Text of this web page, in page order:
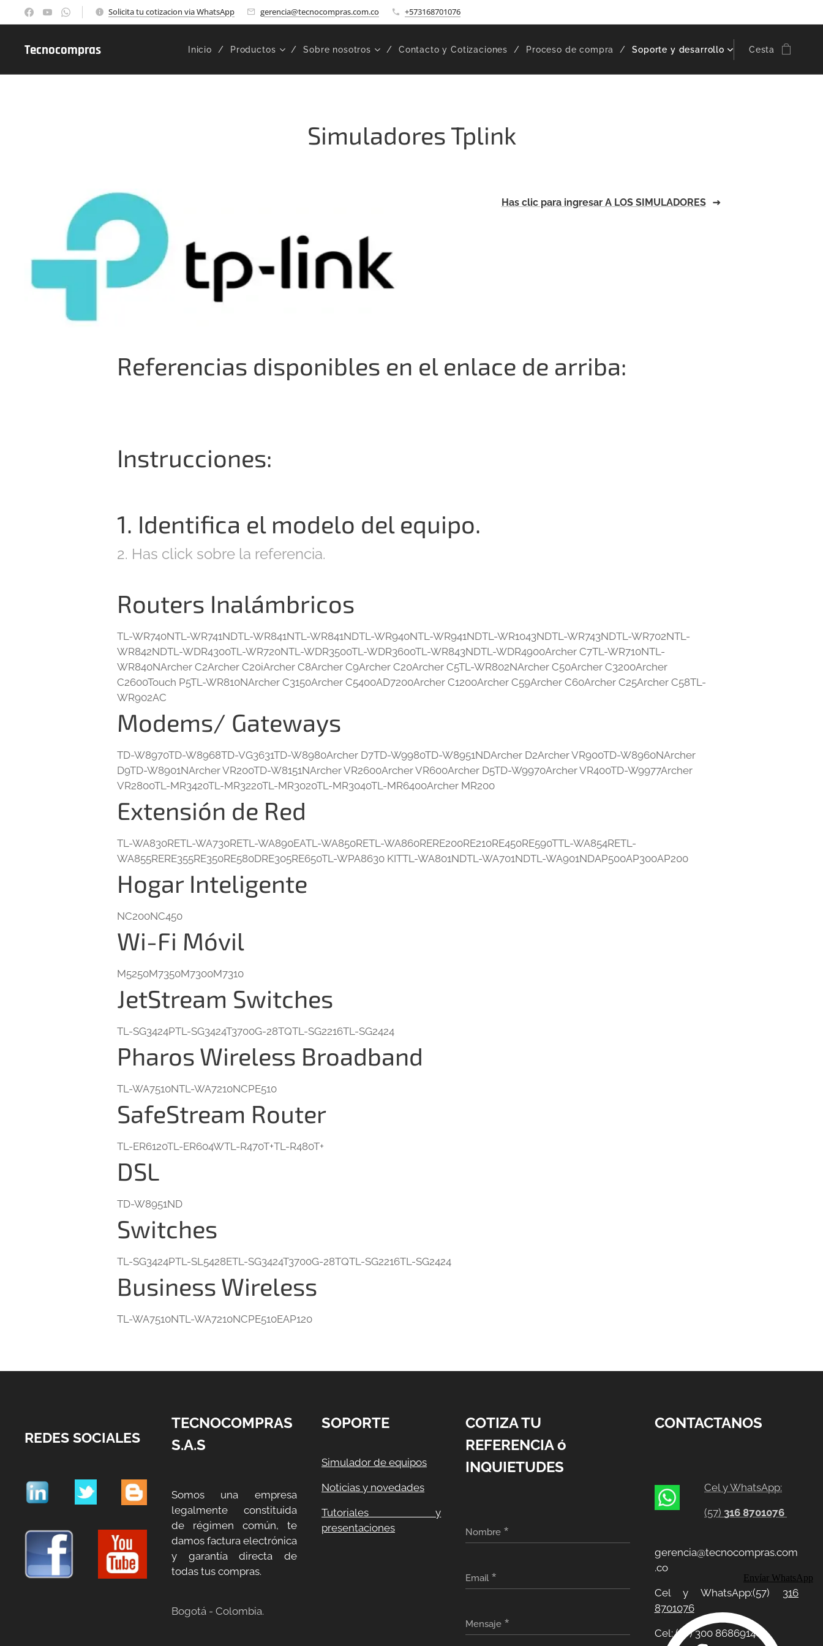
Solicita tu cotizacion via WhatsApp gerencia@tecnocompras.com.co +573168701076
Tecnocompras Inicio Productos Sobre nosotros Contacto y Cotizaciones Proceso de compra Soporte y desarrollo Cesta
Simuladores Tplink
Has clic para ingresar A LOS SIMULADORES
Referencias disponibles en el enlace de arriba:
Instrucciones:
1. Identifica el modelo del equipo.
2. Has click sobre la referencia.
Routers Inalámbricos
TL-WR740NTL-WR741NDTL-WR841NTL-WR841NDTL-WR940NTL-WR941NDTL-WR1043NDTL-WR743NDTL-WR702NTL-
WR842NDTL-WDR4300TL-WR720NTL-WDR3500TL-WDR3600TL-WR843NDTL-WDR4900Archer C7TL-WR710NTL-
WR840NArcher C2Archer C20iArcher C8Archer C9Archer C20Archer C5TL-WR802NArcher C50Archer C3200Archer
C2600Touch P5TL-WR810NArcher C3150Archer C5400AD7200Archer C1200Archer C59Archer C60Archer C25Archer C58TL-
WR902AC
Modems/ Gateways
TD-W8970TD-W8968TD-VG3631TD-W8980Archer D7TD-W9980TD-W8951NDArcher D2Archer VR900TD-W8960NArcher
D9TD-W8901NArcher VR200TD-W8151NArcher VR2600Archer VR600Archer D5TD-W9970Archer VR400TD-W9977Archer
VR2800TL-MR3420TL-MR3220TL-MR3020TL-MR3040TL-MR6400Archer MR200
Extensión de Red
TL-WA830RETL-WA730RETL-WA890EATL-WA850RETL-WA860RERE200RE210RE450RE590TTL-WA854RETL-
WA855RERE355RE350RE580DRE305RE650TL-WPA8630 KITTL-WA801NDTL-WA701NDTL-WA901NDAP500AP300AP200
Hogar Inteligente
NC200NC450
Wi-Fi Móvil
M5250M7350M7300M7310
JetStream Switches
TL-SG3424PTL-SG3424T3700G-28TQTL-SG2216TL-SG2424
Pharos Wireless Broadband
TL-WA7510NTL-WA7210NCPE510
SafeStream Router
TL-ER6120TL-ER604WTL-R470T+TL-R480T+
DSL
TD-W8951ND
Switches
TL-SG3424PTL-SL5428ETL-SG3424T3700G-28TQTL-SG2216TL-SG2424
Business Wireless
TL-WA7510NTL-WA7210NCPE510EAP120
REDES SOCIALES
TECNOCOMPRAS
S.A.S
Somos una empresa
legalmente constituida
de régimen común, te
damos factura electrónica
y garantía directa de
todas tus compras.
Bogotá - Colombia.
SOPORTE
Simulador de equipos
Noticias y novedades
Tutoriales y
presentaciones
COTIZA TU
REFERENCIA ó
INQUIETUDES
Nombre
Email
Mensaje
CONTACTANOS
Cel y WhatsApp:
(57) 316 8701076
gerencia@tecnocompras.com
.co
Cel y WhatsApp:(57) 316
8701076
Cel: (57) 300 8686914
Envíar WhatsApp